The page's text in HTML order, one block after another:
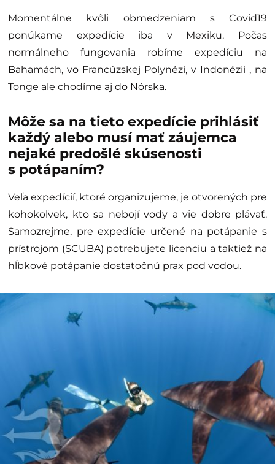
Momentálne kvôli obmedzeniam s Covid19
ponúkame expedície iba v Mexiku. Počas
normálneho fungovania robíme expedíciu na
Bahamách, vo Francúzskej Polynézi, v Indonézii , na
Tonge ale chodíme aj do Nórska.
Môže sa na tieto expedície prihlásiť
každý alebo musí mať záujemca
nejaké predošlé skúsenosti
s potápaním?
Veľa expedícií, ktoré organizujeme, je otvorených pre
kohokoľvek, kto sa nebojí vody a vie dobre plávať.
Samozrejme, pre expedície určené na potápanie s
prístrojom (SCUBA) potrebujete licenciu a taktiež na
hĺbkové potápanie dostatočnú prax pod vodou.